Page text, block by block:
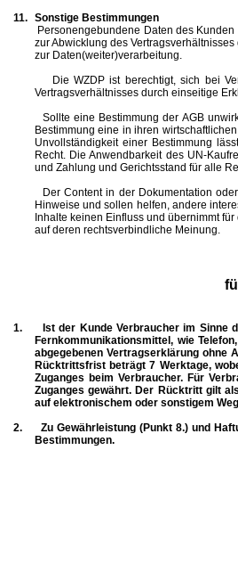
11. Sonstige Bestimmungen
Personengebundene Daten des Kunden
zur Abwicklung des
zur Daten(weiter)verarbeitung.
Die WZDP ist berechtigt, sich bei
Vertragsverhältnisses durch einseitige
Sollte eine Bestimmung der AGB
Bestimmung eine in ihren
Unvollständigkeit einer Bestimmung
Recht. Die Anwendbarkeit des UN-
und Zahlung und Gerichtsstand für alle
Der Content in der Dokumentation oder
Hinweise und sollen helfen, andere
Inhalte keinen Einfluss und übernimmt
auf deren rechtsverbindliche Meinung.
1.
Ist der Kunde Verbraucher im Sinne
Fernkommunikationsmittel, wie
abgegebenen Vertragserklärung ohne
Rücktrittsfrist beträgt 7 Werktage,
Zuganges beim Verbraucher. Für
Zuganges gewährt. Der Rücktritt gilt
auf elektronischem oder sonstigem
2.
Zu Gewährleistung (Punkt 8.) und
Bestimmungen.